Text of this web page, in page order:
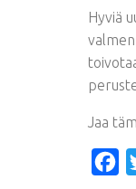
Hyviä
Jaa